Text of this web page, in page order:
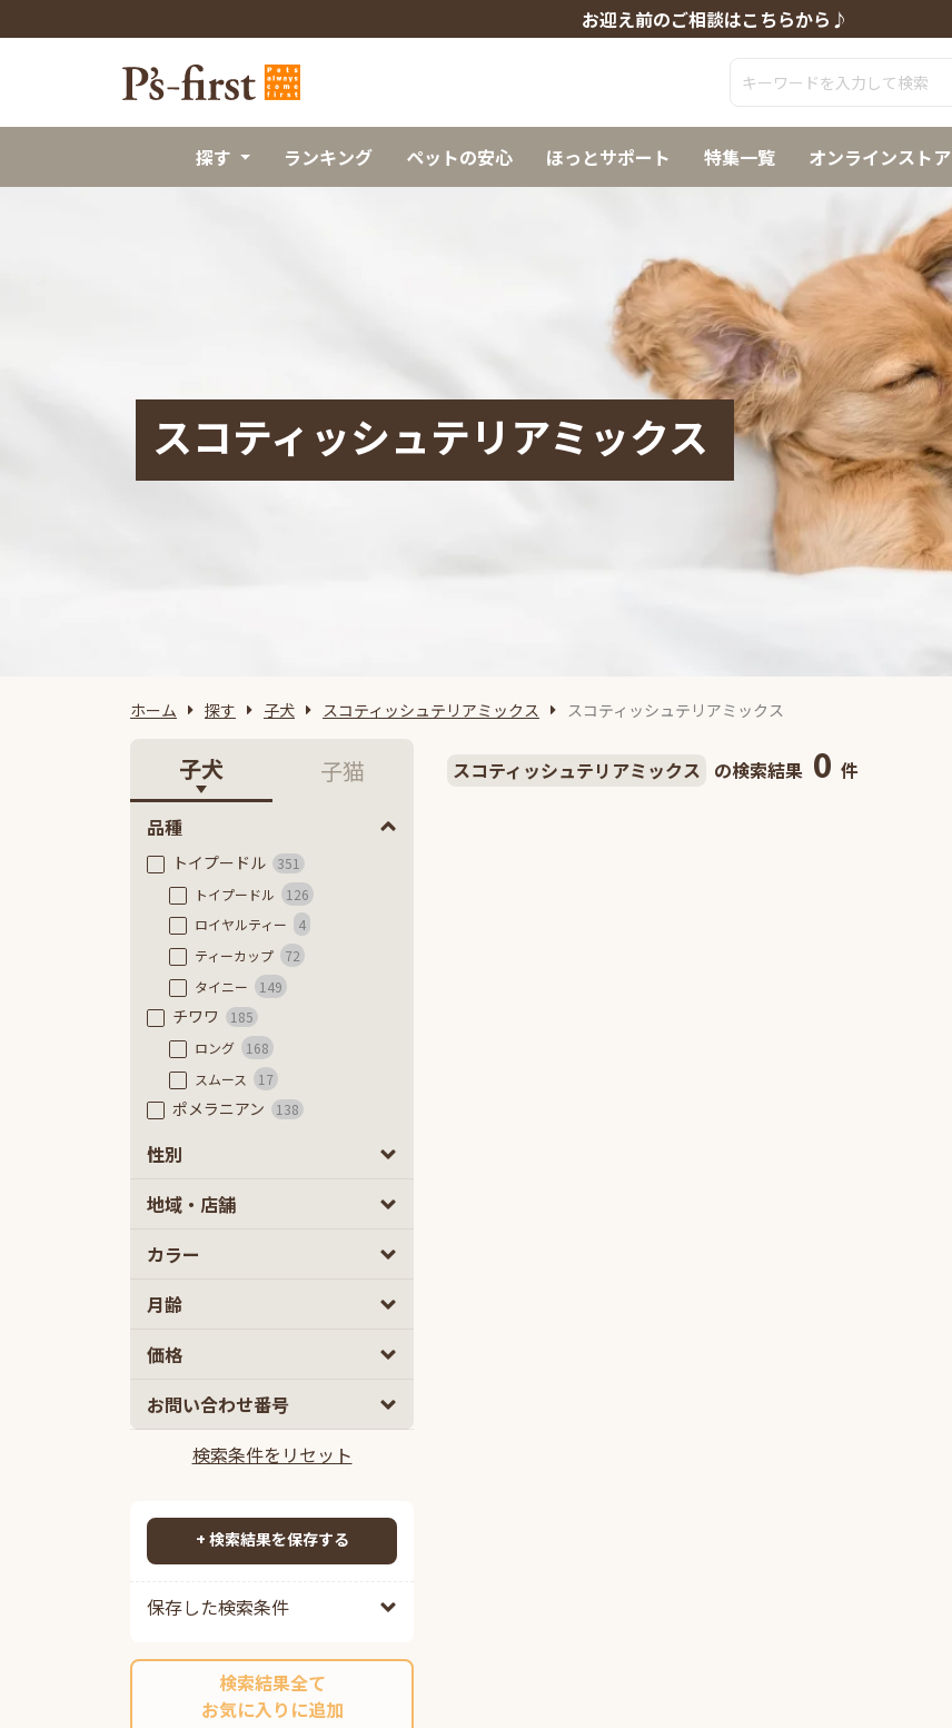
お迎え前のご相談はこちらから♪
探す ランキング ペットの安心 ほっとサポート 特集一覧 オンラインストア
スコティッシュテリアミックス
ホーム 探す 子犬 スコティッシュテリアミックス スコティッシュテリアミックス
子犬 子猫
品種
トイプードル
351
トイプードル
126
ロイヤルティー
4
ティーカップ
72
タイニー
149
チワワ
185
ロング
168
スムース
17
ポメラニアン 138
フレンチブルドッグ（フラッフ
豆柴
ミニチュアダックスフンド 52
ミックス 835
ポメチワ 78
チワックス 89
ペキプー 38
ポンスキーミックス
その他ミックス
198
性別
男の子 0
地域・店舗
カラー
月齢
2 5
2ヵ月 5ヵ月以上
価格
10 100
100万円以上
お問い合わせ番号
検索する
検索条件をリセット
+ 検索結果を保存する
保存した検索条件
検索結果全て
お気に入りに追加
スコティッシュテリアミックス の検索結果 0 件